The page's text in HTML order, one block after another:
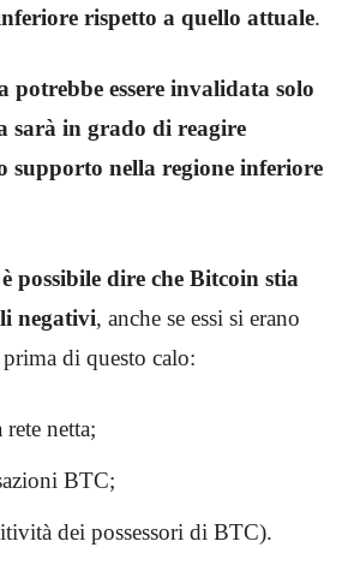
rispetto a quello attuale.
potrebbe essere invalidata solo
sarà in grado di reagire
supporto nella regione inferiore
è possibile dire che Bitcoin stia
negativi, anche se essi si erano
di questo calo:
rete netta;
BTC;
dei possessori di BTC).